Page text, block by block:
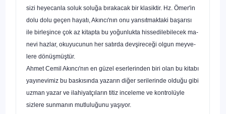
sizi heyecanla soluk soluğa bırakacak bir klasiktir. Hz. Ömer'in
dolu dolu geçen hayatı, Akıncı'nın onu yansıtmaktaki başarısı
ile birleşince çok az kitapta bu yoğunlukta hissedilebilecek ma­
nevi hazlar, okuyucunun her satırda devşireceği olgun meyve­
lere dönüşmüştür.
Ahmet Cemil Akıncı'nın en güzel eserlerinden biri olan bu kitabı
yayınevimiz bu baskısında yazarın diğer serilerinde oldu­ğu gibi
uzman yazar ve ilahiyatçıların titiz inceleme ve kontro­lüyle
sizlere sunmanın mutluluğunu yaşıyor.